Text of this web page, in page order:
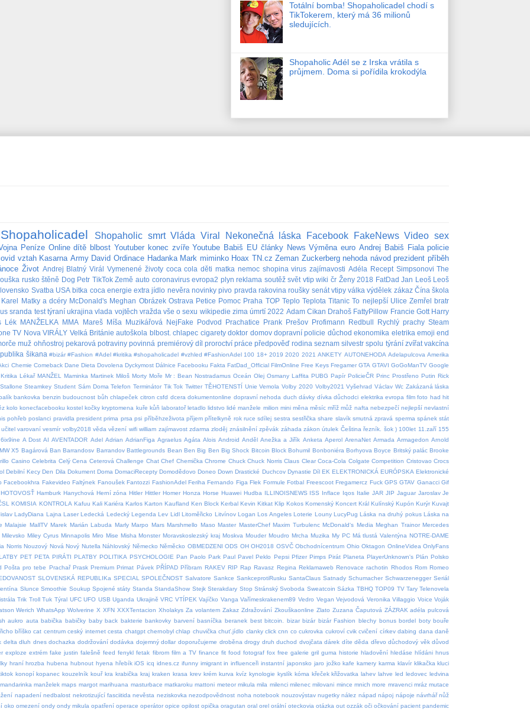
Totální bomba! Shopaholicadel chodí s
TikTokerem, který má 36 milionů
sledujících.
Shopaholic Adél se z Irska vrátila s
průjmem. Doma si pořídila krokodýla
Shopaholic smrt Vláda Viral Nekonečná láska Facebook FakeNews Video sex
Peníze Online dítě blbost Youtuber konec zvíře Youtube Babiš EU články News Výměna euro Andrej Babiš Fiala policie
vztah Kasarna Army David Ordinace Hadanka Mark miminko Hoax TN.cz Zeman Zuckerberg nehoda návod prezident příběh
Život Andrej Blatný Virál Vymenené životy coca cola děti matka nemoc shopina virus zajímavosti Adéla Recept Simpsonovi The
rusko štěně Dog Petr TikTok Země auto coronavirus evropa2 plyn reklama soutěž svět vtip wiki čr Ženy 2018 FatDad Jan Leoš Leoš
Svatba USA bitka coca energie extra jídlo nevěra novinky pivo pravda rakovina roušky senát vtipy válka výdělek zákaz Čína škola
Karel Matky a dcéry McDonald's Meghan Obrázek Ostrava Petice Pomoc Praha TOP Teplo Teplota Titanic To nejlepší Ulice Zemřel bratr
sranda test týraní ukrajina vlada vojtěch vražda vše o sexu wikipedie zima úmrtí 2022 Adam Cikan Drahoš FattyPillow Francie Gott Harry
Lék MANŽELKA MMA Mareš Míša Muzikářová NejFake Podvod Prachatice Prank Prešov Profimann Redbull Rychlý prachy Steam
TV Nova VIRÁLY Velká Británie autoškola blbost. chlapec cigarety doktor domov dopravní policie důchod ekonomika eletrika emoji end
muž ohňostroj pekarová potraviny povinná premiérový díl proroctví práce předpověď rodina seznam silvestr spolu týrání zvířat vakcína
šikana #bizár #Fashion #Adel #kritika #shopaholicadel #vzhled #FashionAdel 100 18+ 2019 2020 2021 ANKETY AUTONEHODA Adelapulcova Amerika
Chemie Comeback Dane Dieta Dovolena Dyckymost Dálnice Facebooku Fakta FatDad_Official FilmOnline Free Keys Fregamer GTA GTAVI GoGoManTV Google
Kritika Lékař MANŽEL Maminka Martinek Miloš Morty Moře Mr : Bean Nostradamus Oceán Olej Osmany Laffita PUBG Papír PolicieČR Princ Prostřeno Putin Rick
Stallone Steamkey Student Sám Doma Telefon Terminátor Tik Tok Twitter TĚHOTENSTÍ Unie Vemola Volby 2020 Volby2021 Vyšehrad Václav Wc Zakázaná láska
bankovka benzin budoucnost bůh chlapeček citron csfd dcera dokumentonline dopravní nehoda duch dávky dívka důchodci elektrika evropa film foto had hit
kolo konecfacebooku kostel kočky kryptomena kuře kůň laboratoř letadlo lidstvo lidé manžele milion mini měna měsíc mříž můž nafta nebezpečí nejlepší nevlastní
pohřeb poslanci pravidla president prima prsa psi příběhzeživota příjem přítelkyně rok ruce sdílej sestra sestřička share slavík smutná zpravá sperma spánek stát
učitel varovaní vesmír volby2018 věda vězení wifi william zajímavost zdarma zloděj znásilnění zpěvák záhada zákon útulek Čeština řezník. šok ) 100let 11.zaří 155
6ix9ine A Dost AI AVENTADOR Adel Adrian AdrianFiga Agraelus Agáta Alois Android Anděl Anežka a Jiřík Anketa Aperol ArenaNet Armada Armagedon Arnold
X5 Bagárová Ban Barrandosv Barrandov Battlegrounds Bean Ben Big Ben Big Shock Bitcoin Block Bohumil Bonboniéra Borhyova Boyce Britský palác Brooke
Casino Celebrita Celý Cena Ceterová Challenge Chat Chef Chemička Chrome Chuck Chuck Norris Claus Clear Coca-Cola Colgate Competition Cristovao Crocs
Debilní Kecy Den Dila Dokument Doma DomaciRecepty Domodědovo Doneo Down Drastické Duchcov Dynastie Díl EK ELEKTRONICKÁ EURÓPSKA Elektronické
Facebookhra Fakevideo Faltýnek Fanoušek Fantozzi FashionAdel Feriha Fernando Figa Flek Formule Fotbal Freescoot Fregamercz Fuck GPS GTAV Ganacci Gif
HOTOVOSŤ Hamburk Hanychová Herní zóna Hitler Hittler Homer Honza Horse Huawei Hudba ILLINOISNEWS ISS Inflace Iqos Italie JAR JIP Jaguar Jaroslav Je
KOMISIA KONTROLA Kafuu Kali Kariéra Karlos Karton Kaufland Ken Block Kerbal Kevin Kitkat Klip Kokos Komenský Koncert Král Kulínský Kupón Kurýr Kuvajt
LadyDiana Lajna Laser Ledecká Ledecký Legenda Lev Lidl Litoměřicko Litvínov Logan Los Angeles Loterie Louny LucyPug Láska na druhý pokus Láska na
Malajsie MallTV Marek Marián Labuda Marly Marpo Mars Marshmello Maso Master MasterChef Maxim Turbulenc McDonald‘s Media Meghan Trainor Mercedes
Milevsko Miley Cyrus Minnapolis Miro Mise Misha Monster Moravskoslezský kraj Moskva Mouder Moudro Mrcha Muzika My PC Má tlustá Valentýna NOTRE-DAME
Norris Nouzový Nová Nový Nutella Náhlovský Německo Něměcko OBMEDZENI ODS OH OH2018 OSVČ Obchodnícentrum Ohio Oktagon OnlineVidea OnlyFans
PET PETA PIRÁTI PLATBY POLITIKA PSYCHOLOGIE Pan Paolo Park Paul Pavel Peklo Pepsi Pfizer Pimps Pirát Planeta PlayerUnknown's Plán Polsko
Pošta pro tebe Prachař Prask Premium Primat Pávek PŘÍPAD Příbram RAKEV RIP Rap Ravasz Regina Reklamaweb Renovace rachotin Rhodos Rom Romeo
SLOVENSKÁ REPUBLIKa SPECIAL SPOLEČNOST Salvatore Sankce SankceprotiRusku SantaClaus Satnady Schumacher Schwarzenegger Seriál
Slunce Smoothie Soukup Spojené státy Standa StandaShow Stejk Sterakdary Stop Stránský Svoboda Sweatcoin Sázka TBHQ TOP09 TV Tary Telenovela
Trik Troll Tuk Týral UFC UFO USB Uganda Ukrajině VRC VTÍPEK Vajíčko Vanga Vařímeskrakenem89 Vedro Vegan Vejvodová Veronika Villaggio Voice Voják
Werich WhatsApp Wolverine X XFN XXXTentacion Xholakys Za volantem Zakaz Zdražování Zkouškaonline Zlato Zuzana Čaputová ZÁZRAK adéla pulcová
aukro auta babička babičky baby back bakterie bankovky barvení basníčka beranek best bitcoin. bizar bizár bizár Fashion blechy bonus bordel boty bouře
bříško cat centrum ceský internet cesta chatgpt chernobyl chlap chuvička chuť.jídlo clanky click cnn co cukrovka cukroví cvik cvičení církev dabing dana daně
delta dluh dnes dochazka dodržování dodávka dojemný dollar doporučujeme droběna drogy druh duchod dvojčata dárek díte děda dřevo důchodový věk důvod
exploze extrém fake justin falešně feed fenykl fetak fibrom film a TV finance fit food fotograf fox free galerie gril guma historie hladovění hledáse hlídáni hnus
hraní hrozba hubena hubnout hyena hřebík iOS icq idnes.cz ifunny imigrant in influenceři instantní japonsko jaro jožko kafe kamery karma klavír klikačka kluci
konopí kopanec kouzelník kouř kra krabička kraj kraken krasa krev krém kurva kvíz kynologie kyslík kóma křeček křižovatka lahev lahve led ledovec ledvina
mandarinka manželek maps margot marihuana masturbace matkaroku mattoni meteor mikula mila milenci milenec milovani mince mnich more mravenci mráz mutace
napadení nedbalost nekrotizující fasciitida nevěsta neziskovka nezodpovědnost noha notebook nouzovýstav nugetky nález nápad nápoj nápoje návrhář nůž
oko omezení ondy ondy mikula opatření operace operátor opice opilost opička oragutan oral orel orální oteckovia otázka out ozzák oči očkování pacient pandemic